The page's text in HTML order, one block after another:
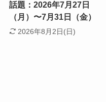
話題：2026年7月27日
（月）〜7月31日（金）
2026年8月2日(日)